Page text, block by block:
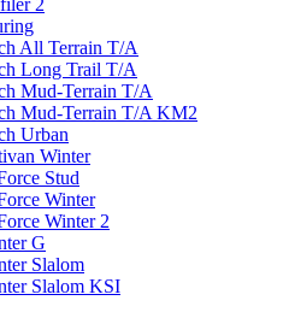
2
All Terrain T/A
Long Trail T/A
Mud-Terrain T/A
Mud-Terrain T/A KM2
Urban
Winter
Stud
Winter
Winter 2
G
Slalom
Slalom KSI